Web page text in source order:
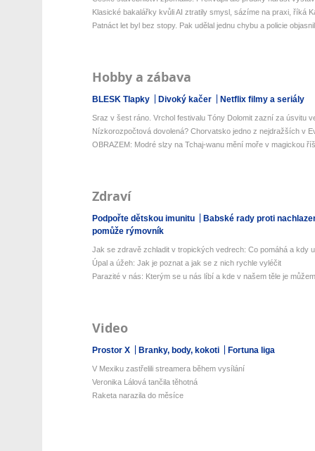
Klasické bakalářky kvůli AI ztratily smysl, sázíme na praxi, říká
Patnáct let byl bez stopy. Pak udělal jednu chybu a policie
Hobby a zábava
BLESK Tlapky Divoký kačer Netflix filmy a seriály
Sraz v šest ráno. Vrchol festivalu Tóny Dolomit zazní za úsvitu
Nízkorozpočtová dovolená? Chorvatsko jedno z nejdražších v
OBRAZEM: Modré slzy na Tchaj-wanu mění moře v magickou
Zdraví
Podpořte dětskou imunitu
Babské rady proti
pomůže rýmovník
Jak se zdravě zchladit v tropických vedrech: Co pomáhá a kdy
Úpal a úžeh: Jak je poznat a jak se z nich rychle vyléčit
Parazité v nás: Kterým se u nás líbí a kde v našem těle je
Video
Prostor X Branky, body, kokoti Fortuna liga
V Mexiku zastřelili streamera během vysílání
Veronika Lálová tančila těhotná
Raketa narazila do měsíce